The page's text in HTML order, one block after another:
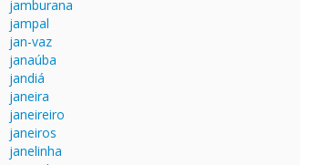
jamburana
jampal
jan-vaz
janaúba
jandiá
janeira
janeireiro
janeiros
janelinha